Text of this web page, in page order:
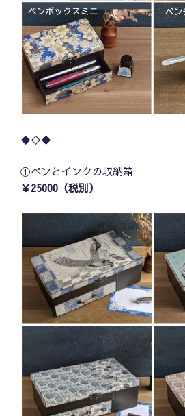
◆◇◆
①ペンとインクの収納箱
￥25000（税別）